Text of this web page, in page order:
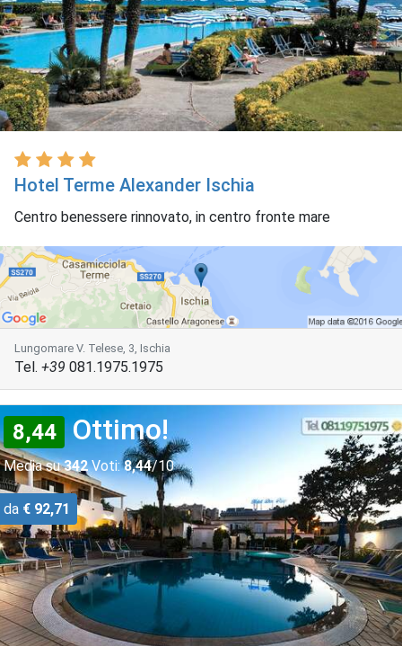
Hotel Terme Alexander Ischia
Centro benessere rinnovato, in centro fronte mare
Lungomare V. Telese, 3, Ischia
Tel. +39 081.1975.1975
8,44 Ottimo!
Media su342Voti: 8,44/10
da € 92,71